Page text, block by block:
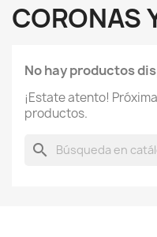
CORONAS
No hay productos
¡Estate atento!
productos.
search